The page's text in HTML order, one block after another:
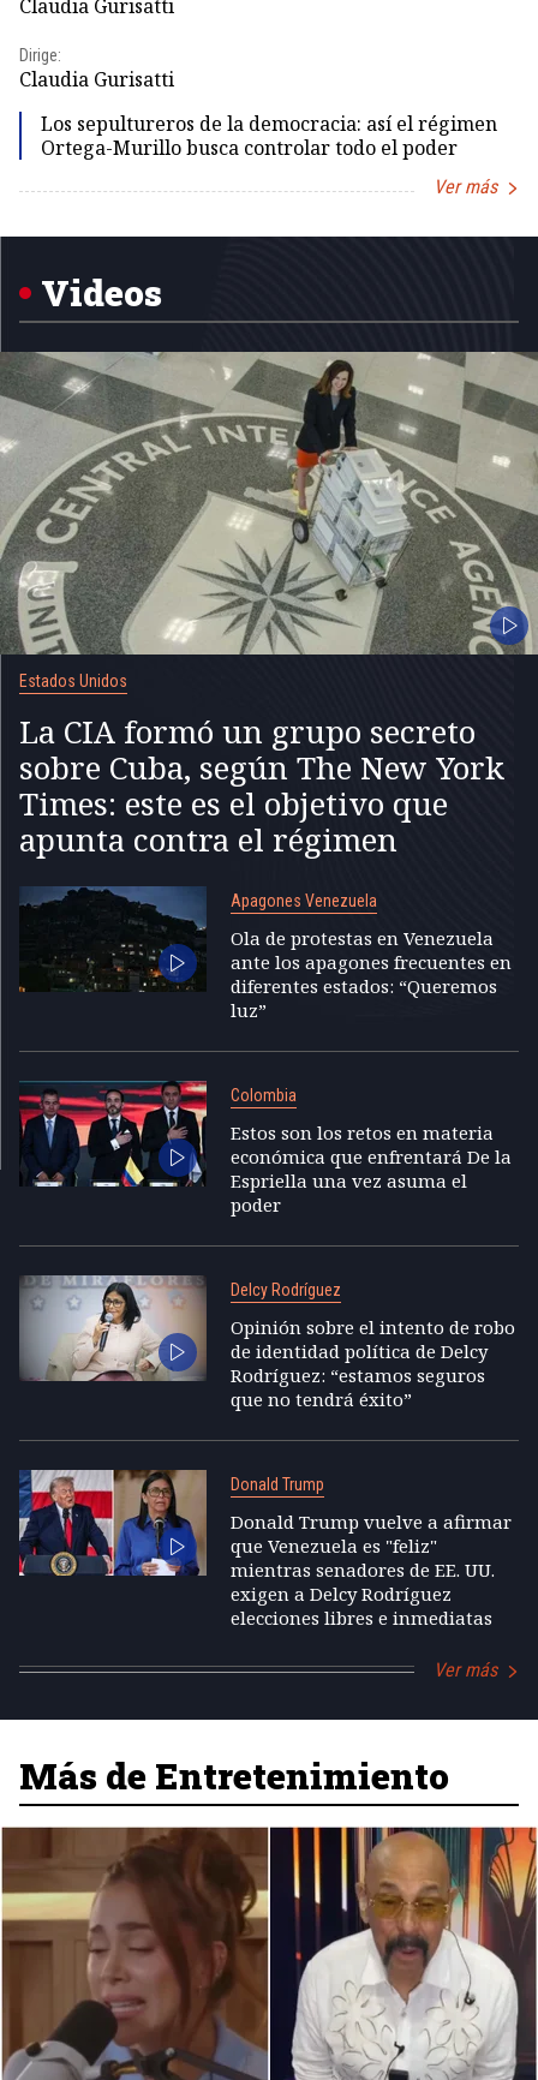
Claudia Gurisatti
Dirige:
Claudia Gurisatti
Los sepultureros de la democracia: así el régimen
Ortega-Murillo busca controlar todo el poder
Ver más
Videos
Estados Unidos
La CIA formó un grupo secreto
sobre Cuba, según The New York
Times: este es el objetivo que
apunta contra el régimen
Apagones Venezuela
Ola de protestas en Venezuela
ante los apagones frecuentes en
diferentes estados: “Queremos
luz”
Colombia
Estos son los retos en materia
económica que enfrentará De la
Espriella una vez asuma el
poder
Delcy Rodríguez
Opinión sobre el intento de robo
de identidad política de Delcy
Rodríguez: “estamos seguros
que no tendrá éxito”
Donald Trump
Donald Trump vuelve a afirmar
que Venezuela es "feliz"
mientras senadores de EE. UU.
exigen a Delcy Rodríguez
elecciones libres e inmediatas
Ver más
Más de Entretenimiento